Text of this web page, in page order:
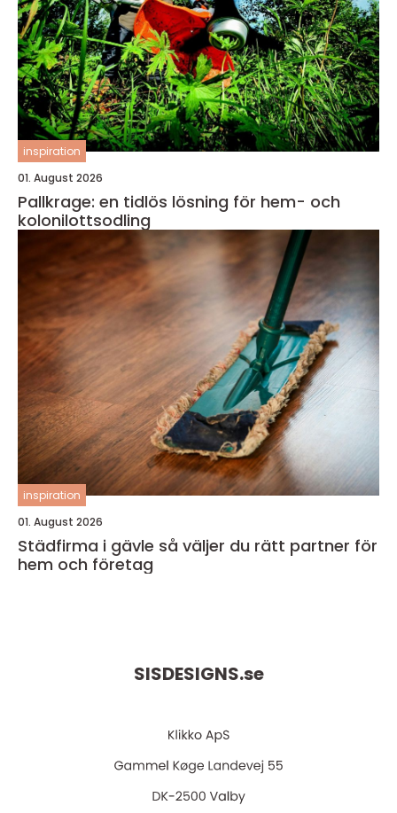
inspiration
01. August 2026
Pallkrage: en tidlös lösning för hem- och
kolonilottsodling
inspiration
01. August 2026
Städfirma i gävle så väljer du rätt partner för
hem och företag
SISDESIGNS.se